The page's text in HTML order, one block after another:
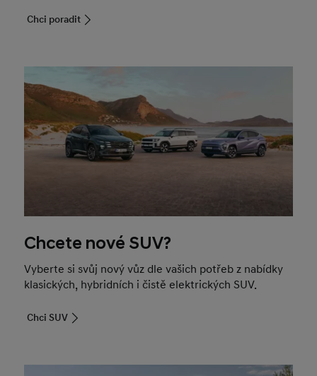
Chci poradit
Chcete nové SUV?
Vyberte si svůj nový vůz dle vašich potřeb z nabídky
klasických, hybridních i čistě elektrických SUV.
Chci SUV